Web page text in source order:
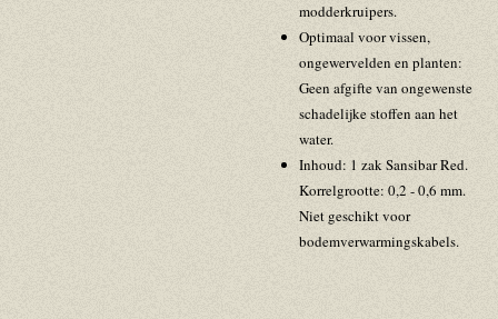
modderkruipers.
Optimaal voor vissen,
ongewervelden en planten:
Geen afgifte van ongewenste
schadelijke stoffen aan het
water.
Inhoud: 1 zak Sansibar Red.
Korrelgrootte: 0,2 - 0,6 mm.
Niet geschikt voor
bodemverwarmingskabels.